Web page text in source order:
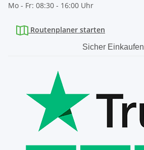
Mo - Fr: 08:30 - 16:00 Uhr
Routenplaner starten
Sicher Einkaufen